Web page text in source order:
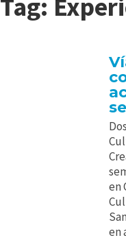
Tag:
en
en